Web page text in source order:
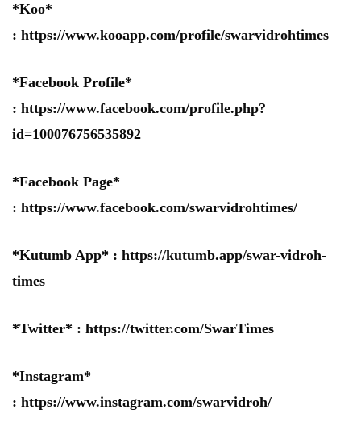
*Koo*
: https://www.kooapp.com/profile/swarvidrohtimes
*Facebook Profile*
: https://www.facebook.com/profile.php?
id=100076756535892
*Facebook Page*
: https://www.facebook.com/swarvidrohtimes/
*Kutumb App* : https://kutumb.app/swar-vidroh-
times
*Twitter* : https://twitter.com/SwarTimes
*Instagram*
: https://www.instagram.com/swarvidroh/